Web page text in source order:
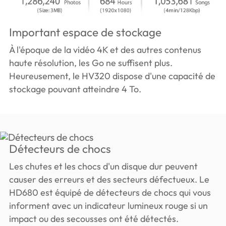
Important espace de stockage
À l'époque de la vidéo 4K et des autres contenus
haute résolution, les Go ne suffisent plus.
Heureusement, le HV320 dispose d'une capacité de
stockage pouvant atteindre 4 To.
Détecteurs de chocs
Les chutes et les chocs d'un disque dur peuvent
causer des erreurs et des secteurs défectueux. Le
HD680 est équipé de détecteurs de chocs qui vous
informent avec un indicateur lumineux rouge si un
impact ou des secousses ont été détectés.